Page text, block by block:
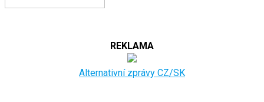
REKLAMA
Alternativní zprávy CZ/SK